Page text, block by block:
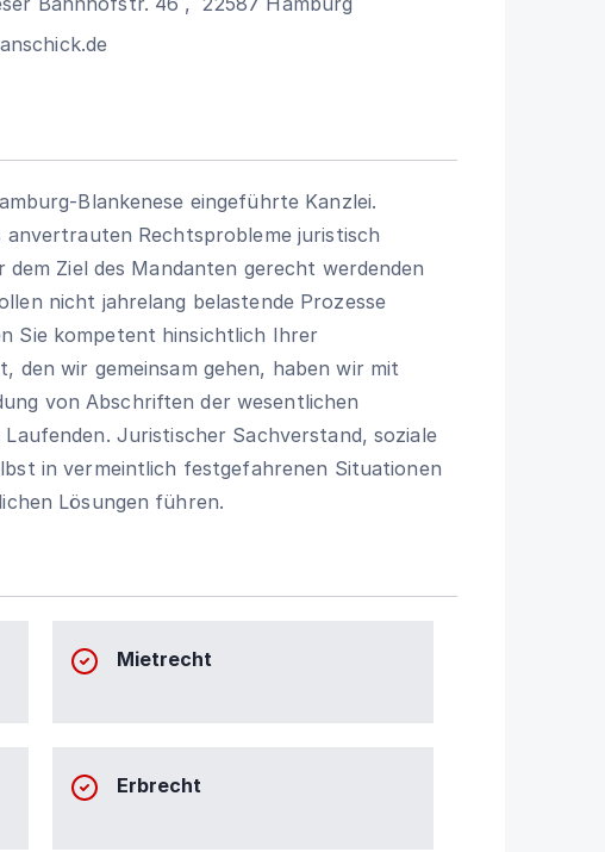
Blankenese eingeführte Kanzlei.
Rechtsprobleme juristisch
Ziel des Mandanten gerecht werdenden
nicht jahrelang belastende Prozesse
Sie kompetent hinsichtlich Ihrer
den wir gemeinsam gehen, haben wir mit
von Abschriften der wesentlichen
Juristischer Sachverstand, soziale
in vermeintlich festgefahrenen Situationen
Lösungen führen.
Mietrecht
Erbrecht